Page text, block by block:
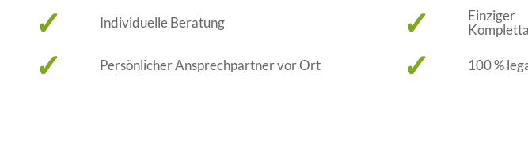
✓ Individuelle Beratung ✓
Einziger
✓ Persönlicher Ansprechpartner vor Ort ✓ 100 %